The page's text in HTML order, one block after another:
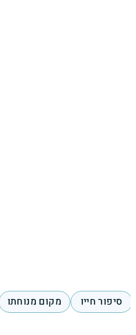
סיפור חייו מקום מנוחתו